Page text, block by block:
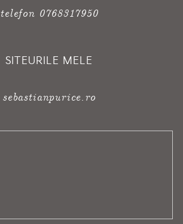
telefon 0768317950
SITEURILE MELE
sebastianpurice.ro